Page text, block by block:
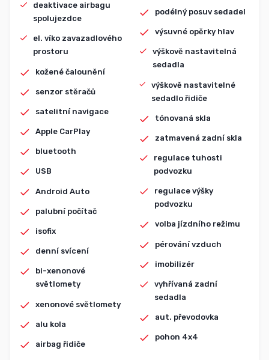
deaktivace airbagu
spolujezdce
el. víko zavazadlového
prostoru
kožené čalounění
senzor stěračů
satelitní navigace
Apple CarPlay
bluetooth
USB
Android Auto
palubní počítač
isofix
denní svícení
bi-xenonové
světlomety
xenonové světlomety
alu kola
airbag řidiče
podélný posuv sedadel
výsuvné opěrky hlav
výškově nastavitelná
sedadla
výškově nastavitelné
sedadlo řidiče
tónovaná skla
zatmavená zadní skla
regulace tuhosti
podvozku
regulace výšky
podvozku
volba jízdního režimu
pérování vzduch
imobilizér
vyhřívaná zadní
sedadla
aut. převodovka
pohon 4x4